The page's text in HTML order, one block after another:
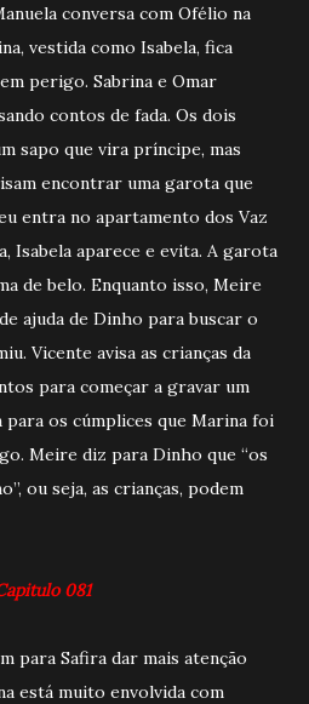
conversa com Ofélio na
vestida como Isabela, fica
perigo. Sabrina e Omar
contos de fada. Os dois
sapo que vira príncipe, mas
encontrar uma garota que
entra no apartamento dos Vaz
Isabela aparece e evita. A garota
de belo. Enquanto isso, Meire
ajuda de Dinho para buscar o
Vicente avisa as crianças da
para começar a gravar um
para os cúmplices que Marina foi
Meire diz para Dinho que “os
ou seja, as crianças, podem
081
para Safira dar mais atenção
está muito envolvida com